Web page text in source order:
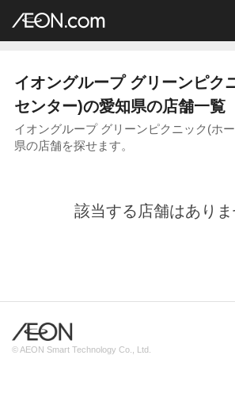
イオングループ店舗一覧
イオングループ グリーンピク
センター)の愛知県の店舗一覧
イオングループ グリーンピクニック(ホ
県の店舗を探せます。
該当する店舗はありま
© AEON Smart Technology Co., Ltd.